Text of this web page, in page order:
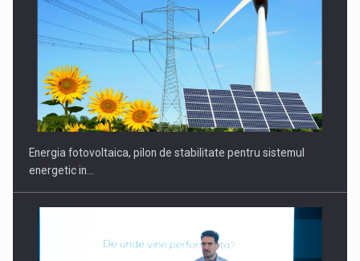
Energia fotovoltaica, pilon de stabilitate pentru sistemul
energetic in…